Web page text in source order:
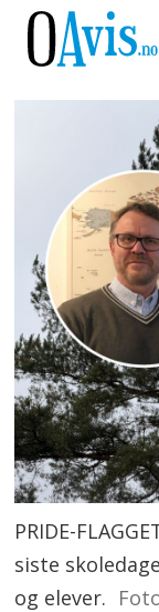
PRIDE-
siste
og elever.